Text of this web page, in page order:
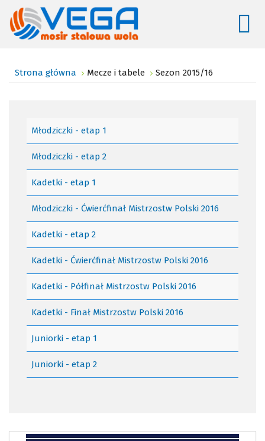
Strona główna Mecze i tabele Sezon 2015/16
Młodziczki - etap 1
Młodziczki - etap 2
Kadetki - etap 1
Młodziczki - Ćwierćfinał Mistrzostw Polski 2016
Kadetki - etap 2
Kadetki - Ćwierćfinał Mistrzostw Polski 2016
Kadetki - Półfinał Mistrzostw Polski 2016
Kadetki - Finał Mistrzostw Polski 2016
Juniorki - etap 1
Juniorki - etap 2